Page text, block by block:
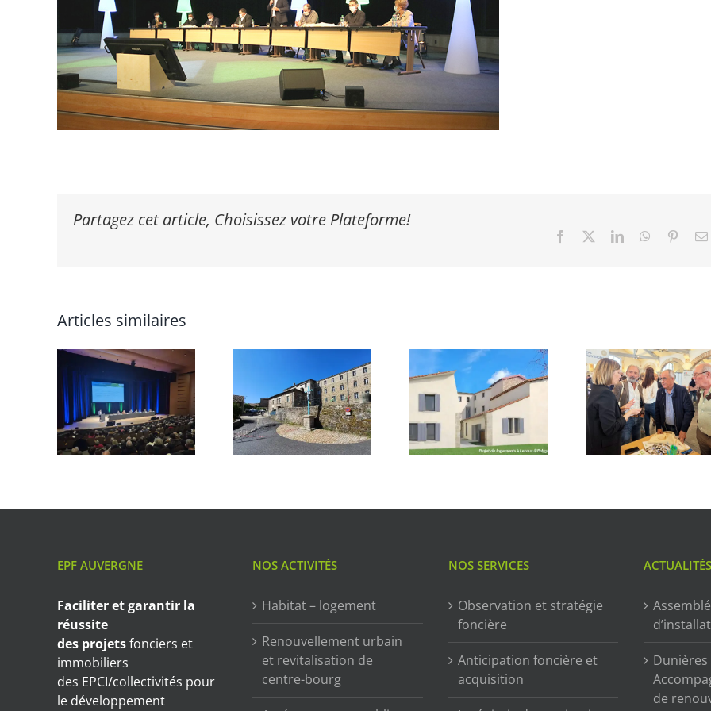
Partagez cet article, Choisissez votre Plateforme!
Facebook LinkedInWhatsApp
Articles similaires
EPF AUVERGNE
Faciliter et garantir la
réussite
des projetsfonciers et
immobiliers
des EPCI/collectivités pour
le développement
NOS ACTIVITÉS
Habitat – logement
Renouvellement urbain
et revitalisation de
centre-bourg
NOS SERVICES
Observation et stratégie
foncière
Anticipation foncière et
acquisition
ACTUALITÉS
Dunières
de